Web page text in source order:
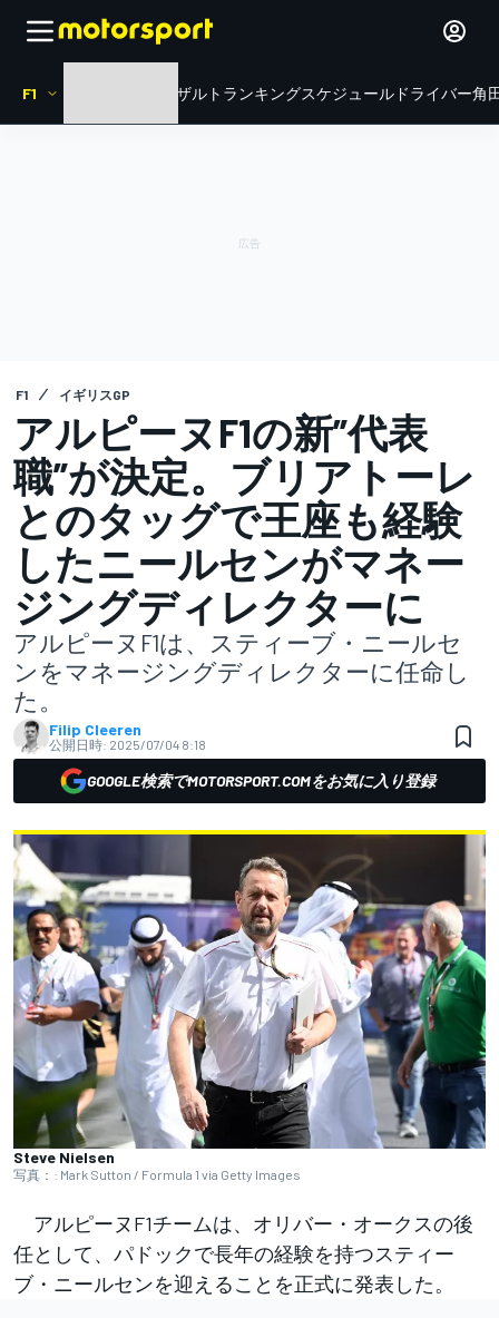
F1 リザルト ランキングスケジュール ドライバー角
F1 イギリスGP
アルピーヌF1の新”代表
職”が決定。ブリアトーレ
とのタッグで王座も経験
したニールセンがマネー
ジングディレクターに
アルピーヌF1は、スティーブ・ニールセ
ンをマネージングディレクターに任命し
た。
Filip Cleeren
公開日時: 2025/07/04 8:18
GOOGLE検索でMOTORSPORT.COMをお気に入り登録
Steve Nielsen
写真：: Mark Sutton / Formula 1 via Getty Images
アルピーヌF1チームは、オリバー・オークスの後
任として、パドックで長年の経験を持つスティー
ブ・ニールセンを迎えることを正式に発表した。